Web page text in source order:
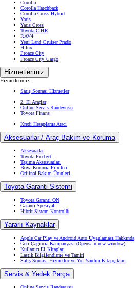
Corolla
Corolla Hatchback
Corolla Cross Hybrid
Yaris
Yaris Cross
Toyota C-HR
RAV4
Yeni Land Cruiser Prado
Hilux
Proace City
Proace City Cargo
Hizmetlerimiz
Hizmetlerimiz
Satış Sonrası Hizmetler
2. El Araçlar
Online Servis Randevusu
Toyota Finans
Kredi Hesaplama Aracı
Aksesuarlar / Araç Bakım ve Koruma
Aksesuarlar
Toyota ProTect
Taşıma Aksesuarları
Boya Koruma Filmleri
Orijinal Bakım Ürünleri
Toyota Garanti Sistemi
Toyota Garanti ON
Garanti Spesiyal
Hibrit Sistem Kontrolü
Yararlı Kaynaklar
Apple Car Play ve Android Auto Uygulaması Hakkında
Geri Çağırma Kampanyası (Opens in new window)
Kullanıcı El Kitapları
Lastik Bilgilendirme ve Tamiri
Satış Sonrası Hizmetler ve Yol Yardım Kitapçıkları
Servis & Yedek Parça